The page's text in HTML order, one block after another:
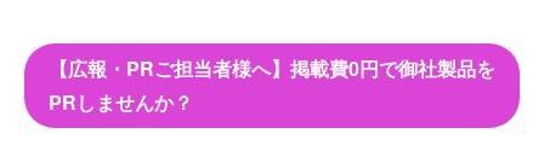
【広報・PRご担当者様へ】掲載費0円で御社製品を
PRしませんか？